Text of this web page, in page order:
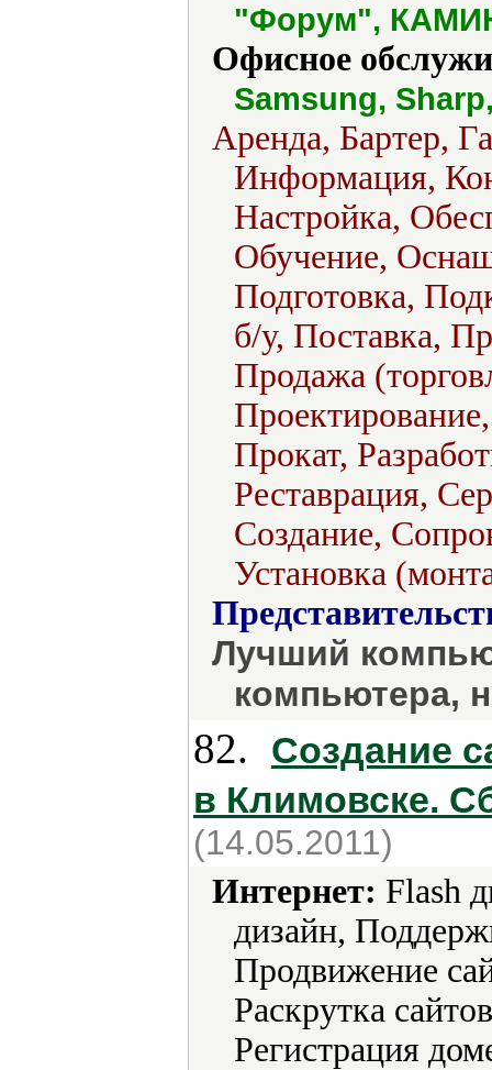
"Форум",
Офисное
Samsung,
Аренда, Бартер,
Информация,
Настройка,
Обучение,
Подготовка,
б/у, Поставка,
Продажа
Прокат,
Реставрация,
Создание,
Установка
Лучший
компьютера,
82.
Создание
в Климовске.
(14.05.2011)
Интернет: Flash
дизайн,
Продвижение
Раскрутка
Регистрация